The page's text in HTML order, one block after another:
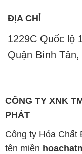
CÔNG TY XNK
PHÁT
kinh doanh và
nghiệp đa dạng,
khách hàng một
Chúng tôi cam kết